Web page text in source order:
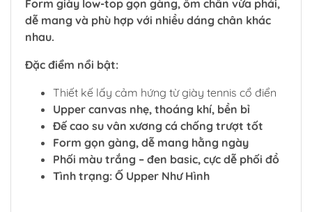
Form giày low-top gọn gàng, ôm chân vừa phải,
dễ mang và phù hợp với nhiều dáng chân khác
nhau.
Đặc điểm nổi bật:
Thiết kế lấy cảm hứng từ giày tennis cổ điển
Upper canvas nhẹ, thoáng khí, bền bỉ
Đế cao su vân xương cá chống trượt tốt
Form gọn gàng, dễ mang hằng ngày
Phối màu trắng – đen basic, cực dễ phối đồ
Tình trạng: Ố Upper Như Hình